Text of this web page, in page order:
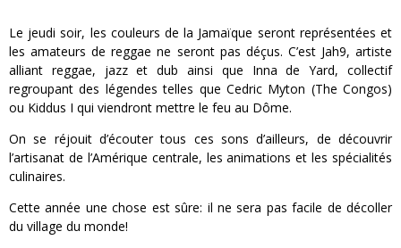
Le jeudi soir, les couleurs de la Jamaïque seront représentées et
les amateurs de reggae ne seront pas déçus. C’est Jah9, artiste
alliant reggae, jazz et dub ainsi que Inna de Yard, collectif
regroupant des légendes telles que Cedric Myton (The Congos)
ou Kiddus I qui viendront mettre le feu au Dôme.
On se réjouit d’écouter tous ces sons d’ailleurs, de découvrir
l’artisanat de l’Amérique centrale, les animations et les spécialités
culinaires.
Cette année une chose est sûre: il ne sera pas facile de décoller
du village du monde!